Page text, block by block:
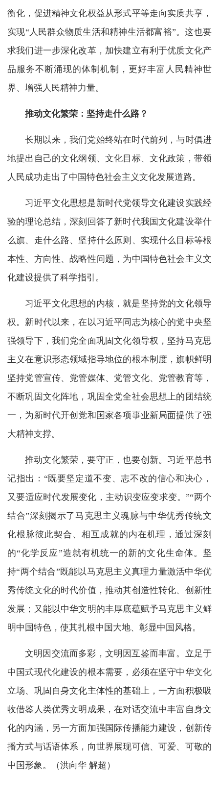
衡化，促进精神文化权益从形式平等走向实质共享，
实现“人民群众物质生活和精神生活都富裕”。这也要
求我们进一步深化改革，加快建立有利于优质文化产
品服务不断涌现的体制机制，更好丰富人民精神世
界、增强人民精神力量。
推动文化繁荣：坚持走什么路？
长期以来，我们党始终站在时代前列，与时俱进
地提出自己的文化纲领、文化目标、文化政策，带领
人民成功走出了中国特色社会主义文化发展道路。
习近平文化思想是新时代党领导文化建设实践经
验的理论总结，深刻回答了新时代我国文化建设举什
么旗、走什么路、坚持什么原则、实现什么目标等根
本性、方向性、战略性问题，为中国特色社会主义文
化建设提供了科学指引。
习近平文化思想的内核，就是坚持党的文化领导
权。新时代以来，在以习近平同志为核心的党中央坚
强领导下，我们党全面巩固文化领导权，坚持马克思
主义在意识形态领域指导地位的根本制度，旗帜鲜明
坚持党管宣传、党管媒体、党管文化、党管教育等，
不断巩固文化阵地，巩固全党全社会思想上的团结统
一，为新时代开创党和国家各项事业新局面提供了强
大精神支撑。
推动文化繁荣，要守正，也要创新。习近平总书
记指出：“既要坚定道不变、志不改的信心和决心，
又要适应时代发展变化，主动识变应变求变。”“两个
结合”深刻揭示了马克思主义魂脉与中华优秀传统文
化根脉彼此契合、相互成就的内在机理，通过深刻
的“化学反应”造就有机统一的新的文化生命体。坚
持“两个结合”既能以马克思主义真理力量激活中华优
秀传统文化的时代价值，推动其创造性转化、创新性
发展；又能以中华文明的丰厚底蕴赋予马克思主义鲜
明中国特色，使其扎根中国大地、彰显中国风格。
文明因交流而多彩，文明因互鉴而丰富。立足于
中国式现代化建设的根本需要，必须在坚守中华文化
立场、巩固自身文化主体性的基础上，一方面积极吸
收借鉴人类优秀文明成果，在对话交流中丰富自身文
化的内涵，另一方面加强国际传播能力建设，创新传
播方式与话语体系，向世界展现可信、可爱、可敬的
中国形象。（洪向华 解超）